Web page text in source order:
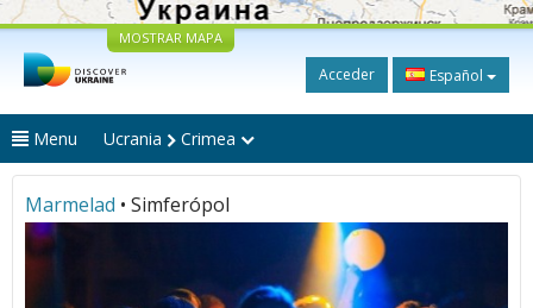
MOSTRAR MAPA
Acceder Español
Menu Ucrania Crimea
Marmelad • Simferópol